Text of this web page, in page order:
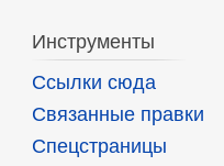
Инструменты
Ссылки сюда
Связанные правки
Спецстраницы